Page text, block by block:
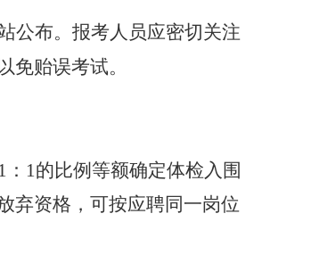
公布。报考人员应密切关注
免贻误考试。
1的比例等额确定体检入围
弃资格，可按应聘同一岗位